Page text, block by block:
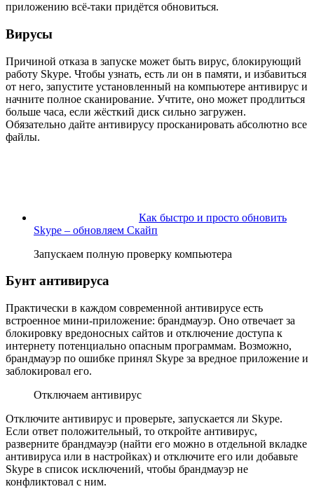
приложению всё-таки придётся обновиться.
Вирусы
Причиной отказа в запуске может быть вирус, блокирующий
работу Skype. Чтобы узнать, есть ли он в памяти, и избавиться
от него, запустите установленный на компьютере антивирус и
начните полное сканирование. Учтите, оно может продлиться
больше часа, если жёсткий диск сильно загружен.
Обязательно дайте антивирусу просканировать абсолютно все
файлы.
Как быстро и просто обновить
Skype – обновляем Скайп
Запускаем полную проверку компьютера
Бунт антивируса
Практически в каждом современной антивирусе есть
встроенное мини-приложение: брандмауэр. Оно отвечает за
блокировку вредоносных сайтов и отключение доступа к
интернету потенциально опасным программам. Возможно,
брандмауэр по ошибке принял Skype за вредное приложение и
заблокировал его.
Отключаем антивирус
Отключите антивирус и проверьте, запускается ли Skype.
Если ответ положительный, то откройте антивирус,
разверните брандмауэр (найти его можно в отдельной вкладке
антивируса или в настройках) и отключите его или добавьте
Skype в список исключений, чтобы брандмауэр не
конфликтовал с ним.